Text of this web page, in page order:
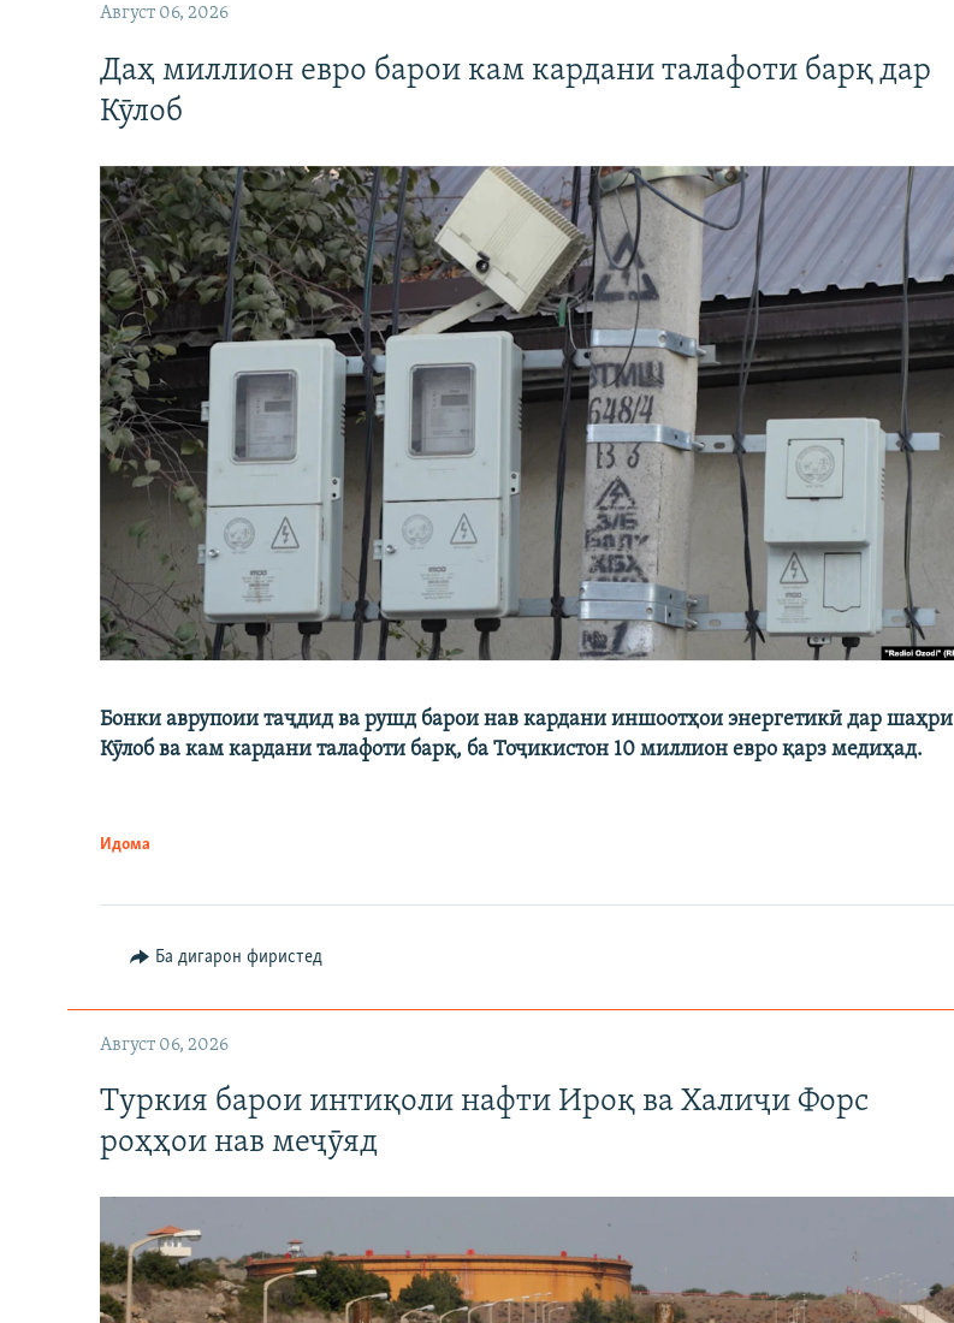
Август 06, 2026
Даҳ миллион евро барои кам кардани талафоти барқ дар
Кӯлоб
Бонки аврупоии таҷдид ва рушд барои нав кардани иншоотҳои энергетикӣ дар шаҳри
Кӯлоб ва кам кардани талафоти барқ, ба Тоҷикистон 10 миллион евро қарз медиҳад.
Идома
Ба дигарон фиристед
Август 06, 2026
Туркия барои интиқоли нафти Ироқ ва Халиҷи Форс
роҳҳои нав меҷӯяд